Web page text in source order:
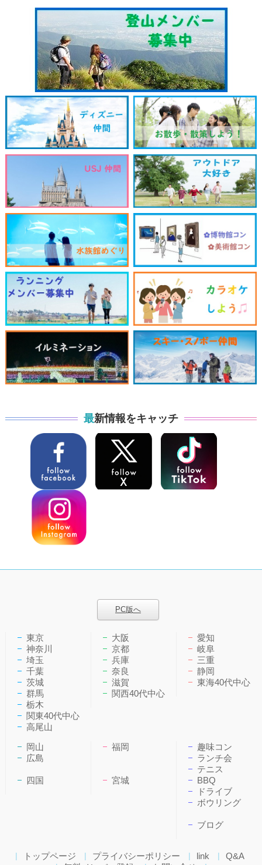
最新情報をキャッチ
PC版へ
東京
神奈川
埼玉
千葉
茨城
群馬
栃木
関東40代中心
高尾山
大阪
京都
兵庫
奈良
滋賀
関西40代中心
愛知
岐阜
三重
静岡
東海40代中心
岡山
広島
四国
福岡
宮城
趣味コン
ランチ会
テニス
BBQ
ドライブ
ボウリング
ブログ
トップページ プライバシーポリシー link
Q&A